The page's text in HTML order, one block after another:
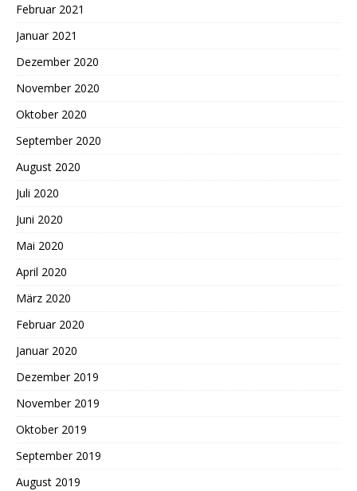
Februar 2021
Januar 2021
Dezember 2020
November 2020
Oktober 2020
September 2020
August 2020
Juli 2020
Juni 2020
Mai 2020
April 2020
März 2020
Februar 2020
Januar 2020
Dezember 2019
November 2019
Oktober 2019
September 2019
August 2019